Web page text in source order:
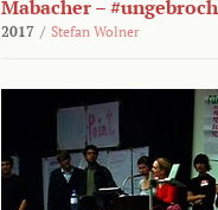
Mabacher –
2017 / Stefan Wolner